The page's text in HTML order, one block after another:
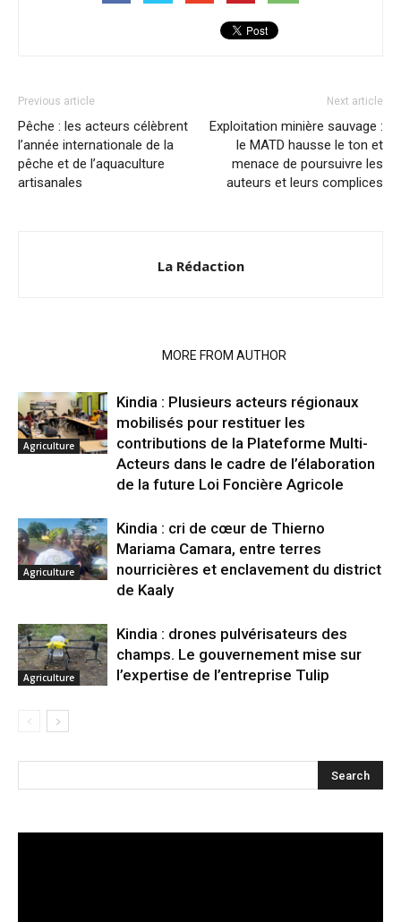
Previous article
Pêche : les acteurs célèbrent
l’année internationale de la
pêche et de l’aquaculture
artisanales
Next article
Exploitation minière sauvage :
le MATD hausse le ton et
menace de poursuivre les
auteurs et leurs complices
La Rédaction
MORE FROM AUTHOR
Agriculture
Kindia : Plusieurs acteurs régionaux
mobilisés pour restituer les
contributions de la Plateforme Multi-
Acteurs dans le cadre de l’élaboration
de la future Loi Foncière Agricole
Agriculture
Kindia : cri de cœur de Thierno
Mariama Camara, entre terres
nourricières et enclavement du district
de Kaaly
Agriculture
Kindia : drones pulvérisateurs des
champs. Le gouvernement mise sur
l’expertise de l’entreprise Tulip